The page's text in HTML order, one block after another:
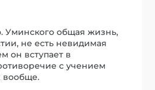
Уминского общая жизнь,
не есть невидимая
он вступает в
с учением
вообще.